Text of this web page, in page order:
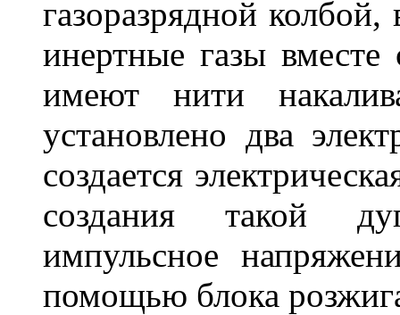
газоразрядной
инертные газы
имеют нити
установлено два
создается
создания такой
импульсное
помощью блока